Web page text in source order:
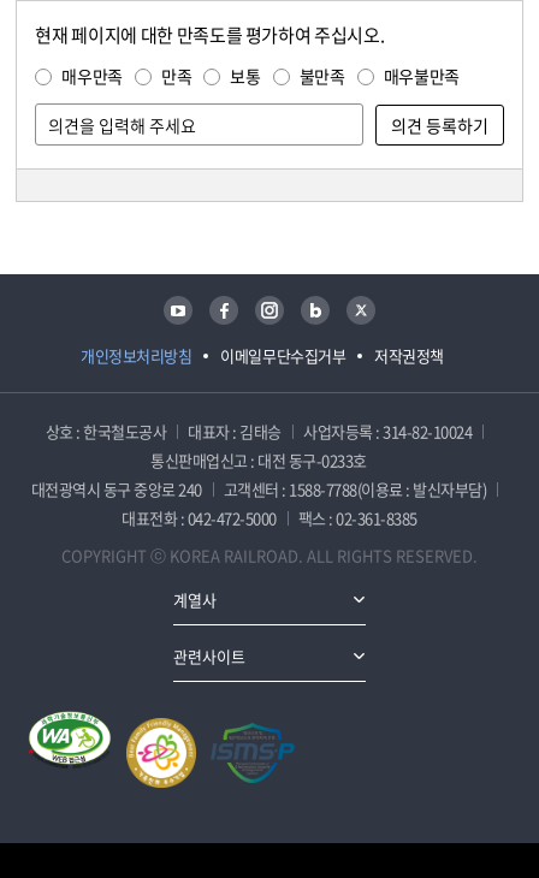
현재 페이지에 대한 만족도를 평가하여 주십시오.
매우만족 만족 보통 불만족 매우불만족
개인정보처리방침 이메일무단수집거부 저작권정책
유튜브 페이스북 인스타그램 블로그 트위터
상호 : 한국철도공사 대표자 : 김태승
사업자등록 : 314-82-10024
통신판매업신고 : 대전 동구-0233호
대전광역시 동구 중앙로 240
고객센터 : 1588-7788(이용료 : 발신자부담)
대표전화 : 042-472-5000
팩스 : 02-361-8385
COPYRIGHT ⓒ KOREA RAILROAD. ALL RIGHTS RESERVED.
계열사
관련사이트